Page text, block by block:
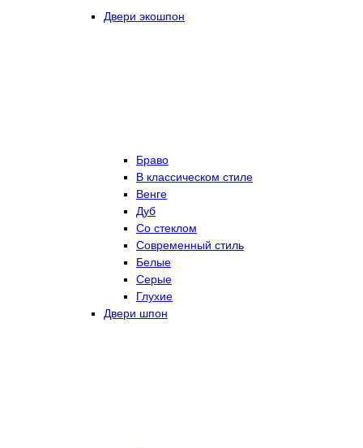
Двери экошпон
Браво
В классическом стиле
Венге
Дуб
Со стеклом
Современный стиль
Белые
Серые
Глухие
Двери шпон